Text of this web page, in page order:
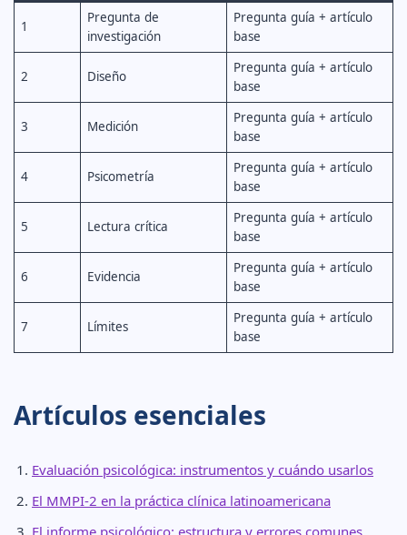
1
Pregunta de
investigación
Pregunta guía + artículo
base
2 Diseño
Pregunta guía + artículo
base
3 Medición
Pregunta guía + artículo
base
4 Psicometría
Pregunta guía + artículo
base
5 Lectura crítica
Pregunta guía + artículo
base
6 Evidencia
Pregunta guía + artículo
base
7 Límites
Pregunta guía + artículo
base
Artículos esenciales
Evaluación psicológica: instrumentos y cuándo usarlos
El MMPI-2 en la práctica clínica latinoamericana
El informe psicológico: estructura y errores comunes